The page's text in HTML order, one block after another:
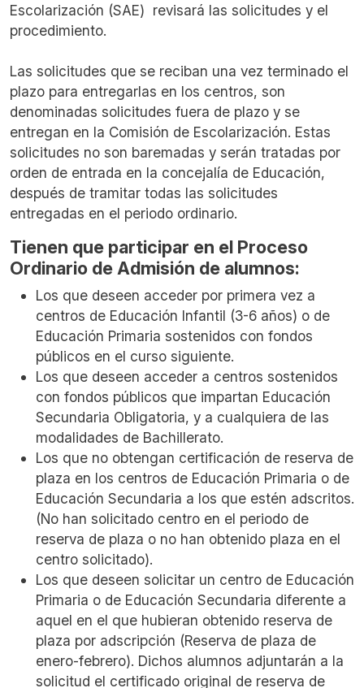
Escolarización (SAE) revisará las solicitudes y el
procedimiento.
Las solicitudes que se reciban una vez terminado el
plazo para entregarlas en los centros, son
denominadas solicitudes fuera de plazo y se
entregan en la Comisión de Escolarización. Estas
solicitudes no son baremadas y serán tratadas por
orden de entrada en la concejalía de Educación,
después de tramitar todas las solicitudes
entregadas en el periodo ordinario.
Tienen que participar en el Proceso
Ordinario de Admisión de alumnos:
Los que deseen acceder por primera vez a
centros de Educación Infantil (3-6 años) o de
Educación Primaria sostenidos con fondos
públicos en el curso siguiente.
Los que deseen acceder a centros sostenidos
con fondos públicos que impartan Educación
Secundaria Obligatoria, y a cualquiera de las
modalidades de Bachillerato.
Los que no obtengan certificación de reserva de
plaza en los centros de Educación Primaria o de
Educación Secundaria a los que estén adscritos.
(No han solicitado centro en el periodo de
reserva de plaza o no han obtenido plaza en el
centro solicitado).
Los que deseen solicitar un centro de Educación
Primaria o de Educación Secundaria diferente a
aquel en el que hubieran obtenido reserva de
plaza por adscripción (Reserva de plaza de
enero-febrero). Dichos alumnos adjuntarán a la
solicitud el certificado original de reserva de